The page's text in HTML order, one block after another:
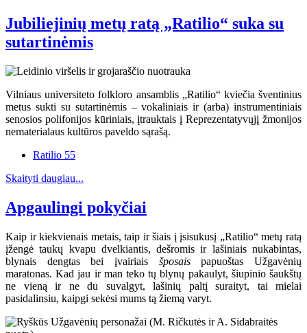
Jubiliejinių metų ratą „Ratilio“ suka su
sutartinėmis
Vilniaus universiteto folkloro ansamblis „Ratilio“ kviečia šventinius
metus sukti su sutartinėmis – vokaliniais ir (arba) instrumentiniais
senosios polifonijos kūriniais, įtrauktais į Reprezentatyvųjį žmonijos
nematerialaus kultūros paveldo sąrašą.
Ratilio 55
Skaityti daugiau...
Apgaulingi pokyčiai
Kaip ir kiekvienais metais, taip ir šiais į įsisukusį „Ratilio“ metų ratą
įžengė taukų kvapu dvelkiantis, dešromis ir lašiniais nukabintas,
blynais dengtas bei įvairiais šposaispapuoštas Užgavėnių
maratonas. Kad jau ir man teko tų blynų pakaulyt, šiupinio šaukštų
ne vieną ir ne du suvalgyt, lašinių paltį suraityt, tai mielai
pasidalinsiu, kaipgi sekėsi mums tą žiemą varyt.